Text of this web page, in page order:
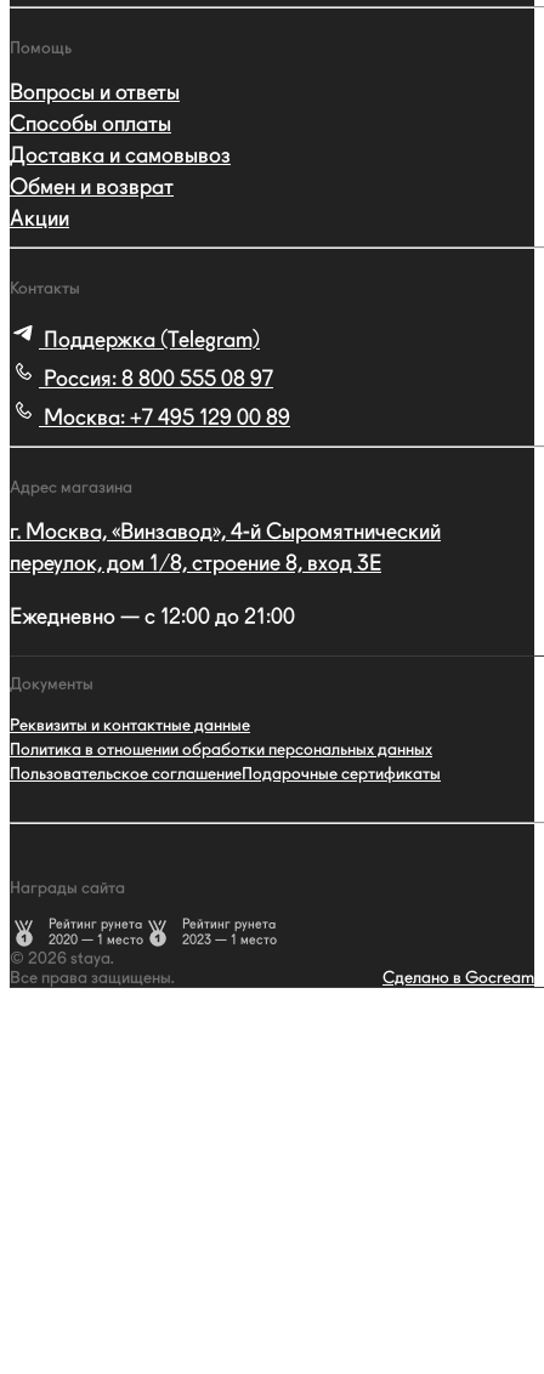
Помощь
Вопросы и ответы
Способы оплаты
Доставка и самовывоз
Обмен и возврат
Акции
Контакты
Поддержка (Telegram)
Россия: 8 800 555 08 97
Москва: +7 495 129 00 89
Адрес магазина
г. Москва, «Винзавод», 4-й Сыромятнический
переулок, дом 1/8, строение 8, вход 3E
Ежедневно — с 12:00 до 21:00
Документы
Реквизиты и контактные данные
Политика в отношении обработки персональных данных
Пользовательское соглашениеПодарочные сертификаты
Награды сайта
Рейтинг рунета
2020 — 1 место
Рейтинг рунета
2023 — 1 место
© 2026 staya.
Все права защищены.
Сделано в Gocream